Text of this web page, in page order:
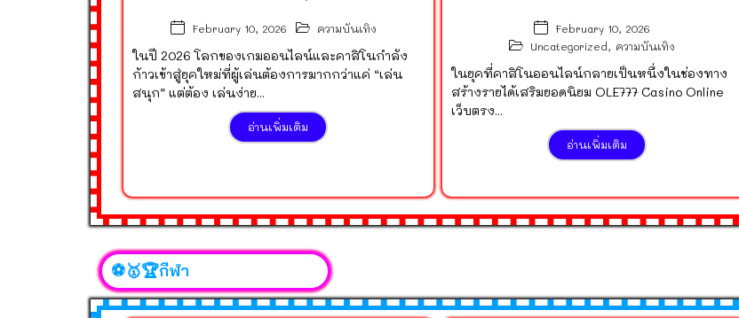
February 10, 2026 ความบันเทิง
ในปี 2026 โลกของเกมออนไลน์และคาสิโนกำลัง
ก้าวเข้าสู่ยุคใหม่ที่ผู้เล่นต้องการมากกว่าแค่ “เล่น
สนุก” แต่ต้อง เล่นง่าย...
อ่านเพิ่มเติม
February 10, 2026
Uncategorized, ความบันเทิง
ในยุคที่คาสิโนออนไลน์กลายเป็นหนึ่งในช่องทาง
สร้างรายได้เสริมยอดนิยม OLE777 Casino Online
เว็บตรง...
อ่านเพิ่มเติม
⚽🥇🏆กีฬา